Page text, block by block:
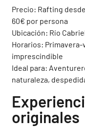
Precio: Rafting
60€ por persona
Ubicación: Río
Horarios:
imprescindible
Ideal para:
naturaleza,
originales